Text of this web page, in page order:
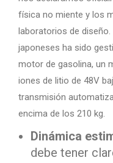
física no miente y los
laboratorios de
japoneses ha sido
motor de gasolina, un
iones de litio de 48V
transmisión
encima de los 210 kg.
Dinámica
debe tener